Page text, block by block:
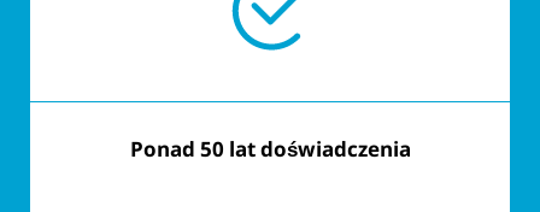
Ponad 50 lat doświadczenia
Dostosowane